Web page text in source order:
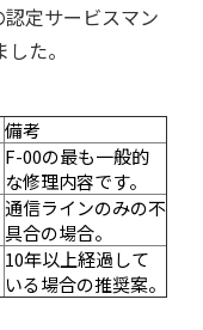
認定サービスマン
た。
備考
F-00の最も一般的
な修理内容です。
通信ラインのみの不
具合の場合。
10年以上経過して
いる場合の推奨案。